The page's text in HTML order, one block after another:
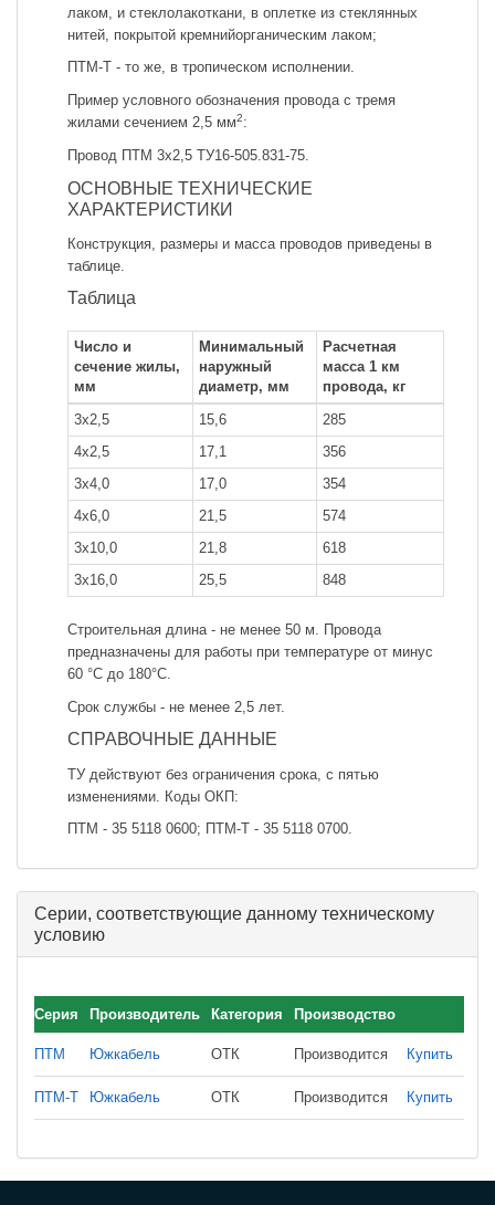
лаком, и стеклолакоткани, в оплетке из стеклянных
нитей, покрытой кремнийорганическим лаком;
ПТМ-Т - то же, в тропическом исполнении.
Пример условного обозначения провода с тремя
жилами сечением 2,5 мм2:
Провод ПТМ 3x2,5 ТУ16-505.831-75.
ОСНОВНЫЕ ТЕХНИЧЕСКИЕ
ХАРАКТЕРИСТИКИ
Конструкция, размеры и масса проводов приведены в
таблице.
Таблица
Число и
сечение жилы,
мм
Минимальный
наружный
диаметр, мм
Расчетная
масса 1 км
провода, кг
3x2,5
15,6
285
4x2,5
17,1
356
3x4,0
17,0
354
4x6,0
21,5
574
3x10,0
21,8
618
3x16,0
25,5 848
Строительная длина - не менее 50 м. Провода
предназначены для работы при температуре от минус
60 °С до 180°С.
Срок службы - не менее 2,5 лет.
СПРАВОЧНЫЕ ДАННЫЕ
ТУ действуют без ограничения срока, с пятью
изменениями. Коды ОКП:
ПТМ - 35 5118 0600; ПТМ-Т - 35 5118 0700.
Серии, соответствующие данному техническому
условию
Серия Производитель Категория Производство
ПТМ Южкабель ОТК Производится Купить
ПТМ-Т Южкабель ОТК Производится Купить